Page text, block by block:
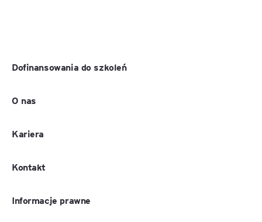
Dofinansowania do szkoleń
O nas
Kariera
Kontakt
Informacje prawne